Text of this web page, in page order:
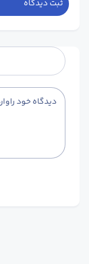
ثبت دیدگاه